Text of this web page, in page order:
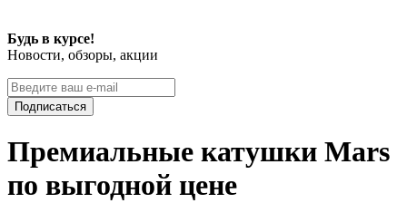
Будь в курсе!
Новости, обзоры, акции
Подписаться
Премиальные катушки Mars
по выгодной цене